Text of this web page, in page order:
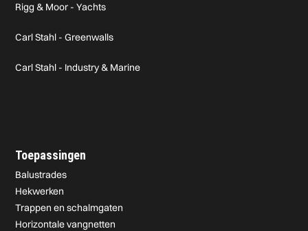
Rigg & Moor - Yachts
Carl Stahl - Greenwalls
Carl Stahl - Industry & Marine
Toepassingen
Balustrades
Hekwerken
Trappen en schalmgaten
Horizontale vangnetten